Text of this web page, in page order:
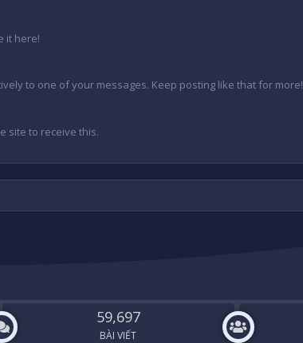
it here!
to one of your messages. Keep posting like that for more!
site to receive this.
59,697
BÀI VIẾT